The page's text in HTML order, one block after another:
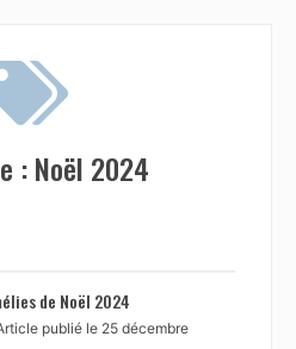
:Noël 2024
de Noël 2024
publié le 25 décembre